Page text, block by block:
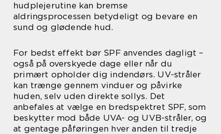
hudplejerutine kan bremse
aldringsprocessen betydeligt og bevare en
sund og glødende hud.
For bedst effekt bør SPF anvendes dagligt –
også på overskyede dage eller når du
primært opholder dig indendørs. UV-stråler
kan trænge gennem vinduer og påvirke
huden, selv uden direkte sollys. Det
anbefales at vælge en bredspektret SPF, som
beskytter mod både UVA- og UVB-stråler, og
at gentage påføringen hver anden til tredje